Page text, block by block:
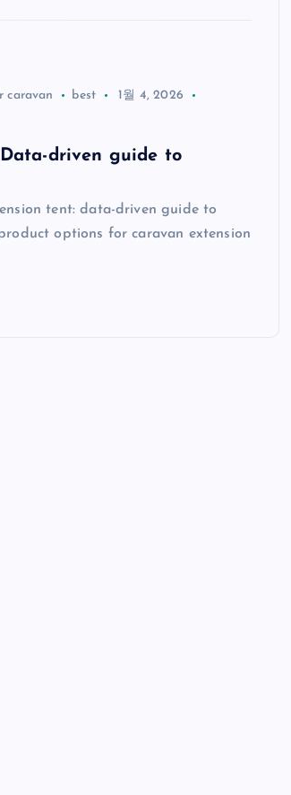
caravan best
1월 4, 2026
driven guide to
tent: data-driven guide to
options for caravan extension